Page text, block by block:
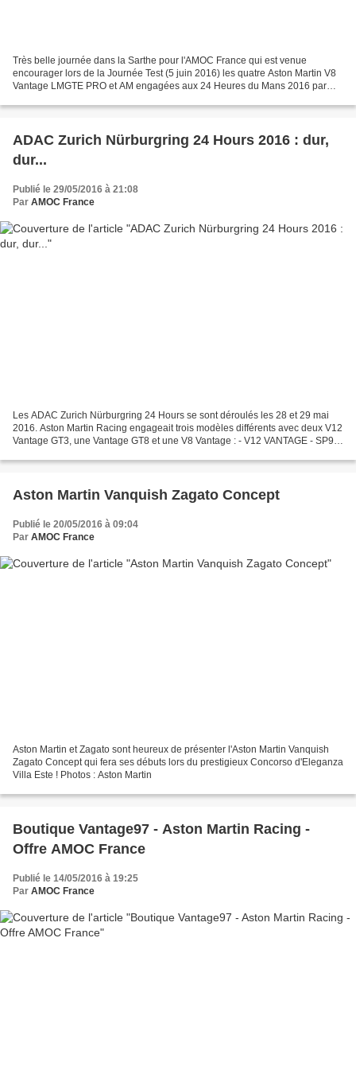
Très belle journée dans la Sarthe pour l'AMOC France qui est venue
encourager lors de la Journée Test (5 juin 2016) les quatre Aston Martin V8
Vantage LMGTE PRO et AM engagées aux 24 Heures du Mans 2016 par
ADAC Zurich Nürburgring 24 Hours 2016 : dur,
dur...
Publié le 29/05/2016 à 21:08
Par AMOC France
Les ADAC Zurich Nürburgring 24 Hours se sont déroulés les 28 et 29 mai
2016. Aston Martin Racing engageait trois modèles différents avec deux V12
Vantage GT3, une Vantage GT8 et une V8 Vantage : - V12 VANTAGE - SP9
Aston Martin Vanquish Zagato Concept
Publié le 20/05/2016 à 09:04
Par AMOC France
Aston Martin et Zagato sont heureux de présenter l'Aston Martin Vanquish
Zagato Concept qui fera ses débuts lors du prestigieux Concorso d'Eleganza
Villa Este ! Photos : Aston Martin
Boutique Vantage97 - Aston Martin Racing -
Offre AMOC France
Publié le 14/05/2016 à 19:25
Par AMOC France